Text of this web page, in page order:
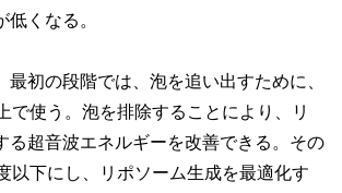
低くなる。
最初の段階では、泡を追い出すために、
で使う。泡を排除することにより、リ
る超音波エネルギーを改善できる。その
以下にし、リポソーム生成を最適化す